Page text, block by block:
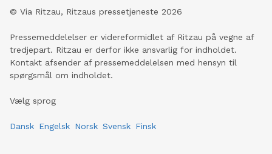
© Via Ritzau, Ritzaus pressetjeneste 2026
Pressemeddelelser er videreformidlet af Ritzau på vegne af
tredjepart. Ritzau er derfor ikke ansvarlig for indholdet.
Kontakt afsender af pressemeddelelsen med hensyn til
spørgsmål om indholdet.
Vælg sprog
Dansk Engelsk Norsk Svensk Finsk